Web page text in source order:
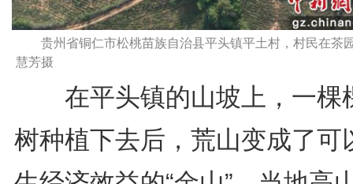
贵州省铜仁市松桃苗族自治县平头镇平土村，村民在茶
慧芳摄
在平头镇的山坡上，一棵
树种植下去后，荒山变成了可